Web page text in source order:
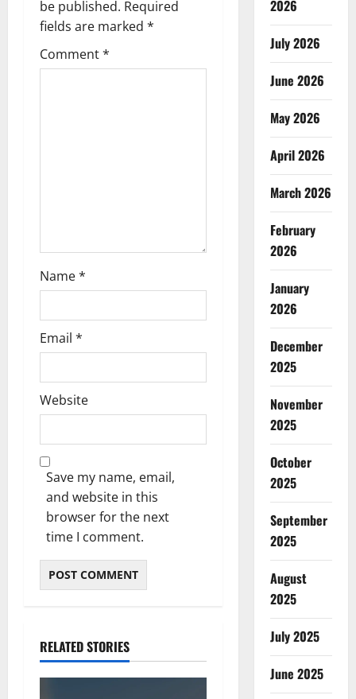
g
a
be published. Required
fields are marked *
Comment*
Name*
Email *
Website
Save my name, email,
and website in this
browser for the next
time I comment.
RELATED STORIES
2026
July 2026
June 2026
May 2026
April 2026
March 2026
February
2026
January
2026
December
2025
November
2025
October
2025
September
2025
August
2025
July 2025
June 2025